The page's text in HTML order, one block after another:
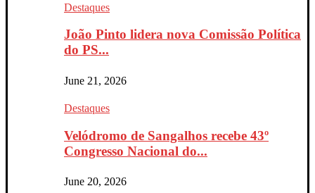
Destaques
João Pinto lidera nova Comissão Política
do PS...
June 21, 2026
Destaques
Velódromo de Sangalhos recebe 43º
Congresso Nacional do...
June 20, 2026